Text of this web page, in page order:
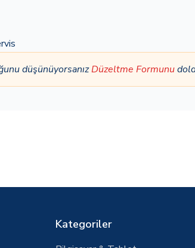
düşünüyorsanızDüzeltme Formunu
Kategoriler